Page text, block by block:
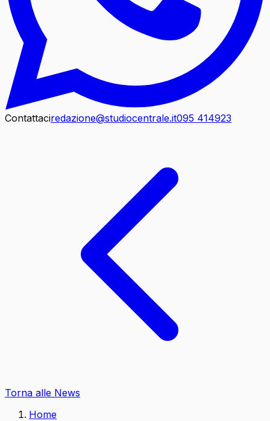
Contattaciredazione@studiocentrale.it095 414923
Torna alle News
Home